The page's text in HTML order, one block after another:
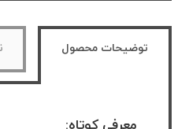
توضیحات محصول